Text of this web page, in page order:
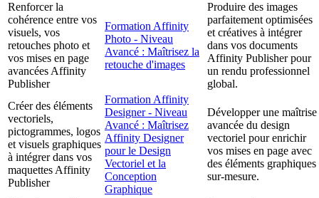
Renforcer la
cohérence entre vos
visuels, vos
retouches photo et
vos mises en page
avancées Affinity
Publisher
Formation Affinity
Photo - Niveau
Avancé : Maîtrisez la
retouche d'images
Produire des images
parfaitement optimisées
et créatives à intégrer
dans vos documents
Affinity Publisher pour
un rendu professionnel
global.
Créer des éléments
vectoriels,
pictogrammes, logos
et visuels graphiques
à intégrer dans vos
maquettes Affinity
Publisher
Formation Affinity
Designer - Niveau
Avancé : Maîtrisez
Affinity Designer
pour le Design
Vectoriel et la
Conception
Graphique
Développer une maîtrise
avancée du design
vectoriel pour enrichir
vos mises en page avec
des éléments graphiques
sur-mesure.